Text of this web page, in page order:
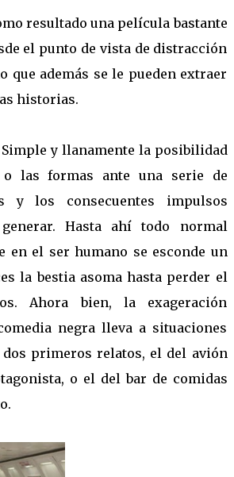
resultado una película bastante
el punto de vista de distracción
que además se le pueden extraer
historias.
Simple y llanamente la posibilidad
las formas ante una serie de
y los consecuentes impulsos
Hasta ahí todo normal
en el ser humano se esconde un
la bestia asoma hasta perder el
Ahora bien, la exageración
negra lleva a situaciones
primeros relatos, el del avión
o el del bar de comidas